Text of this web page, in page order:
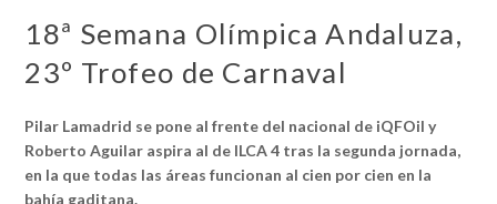
18ª Semana Olímpica Andaluza,
23º Trofeo de Carnaval
Pilar Lamadrid se pone al frente del nacional de iQFOil y
Roberto Aguilar aspira al de ILCA 4 tras la segunda jornada,
en la que todas las áreas funcionan al cien por cien en la
bahía gaditana.